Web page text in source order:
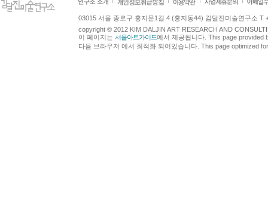
03015 서울 종로구 홍지문1길 4 (홍지동44) 김달진미술연구소 T
copyright © 2012 KIM DALJIN ART RESEARCH AND
이 페이지는 서울아트가이드에서 제공됩니다. This page provided
다음 브라우져 에서 최적화 되어있습니다. This page optimized